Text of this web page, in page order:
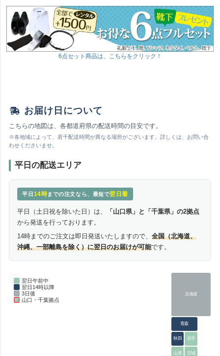
6点セット商品は、こちらをクリック！
お届け日について
こちらの地図は、各都道府県の配送時間の目安です。
※各地域によって、若干配送時間が異なる場所がございます。詳しくは、お問い合
わせくださいませ。
平日の配送エリア
平日 14時までの注文なら、最短で翌日着
平日（土日祝を除いた日）は、
「山口県」と「千葉県」の2拠点
から発送を行っております。
14時までのご注文は即日発送いたしますので、全国（北海道、
沖縄、一部離島を除く）に翌日のお届けが可能です。
翌日午前中
翌日14時以降
3日後
山口・千葉拠点
北海道
青森
秋田 岩手
山形 宮城